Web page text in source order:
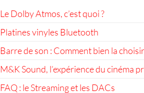
Le Dolby Atmos, c’est quoi ?
Platines vinyles Bluetooth
Barre de son : Comment bien la choisir
M&K Sound, l’expérience du cinéma
FAQ : le Streaming et les DACs